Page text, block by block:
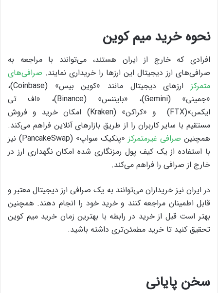
نحوه خرید میم کوین
افرادی که خارج از ایران هستند، می‌توانند با مراجعه به
صرافی‌های ارز دیجیتال این ارزها را خریداری نمایند. صرافی‌های
متمرکز
ارزهای دیجیتال مانند «کوین بیس» (Coinbase)،
«جمینی» (Gemini)، «بایننس» (Binance)، «اف تی
ایکس»(FTX) و «کراکن» (Kraken) امکان خرید و فروش
مستقیم با سایر کاربران را از طریق بازارهای آنلاین فراهم می‌کند.
همچنین صرافی غیرمتمرکز
«پنکیک سواپ» (PancakeSwap) نیز
با استفاده از یک کیف پول رمزنگاری شده امکان نگهداری ارز در
خارج از صرافی را فراهم می‌کند.
در ایران نیز خریداران می‌توانند به یک صرافی ارز دیجیتال معتبر و
قابل اطمینان مراجعه کنند و خرید خود را انجام دهند. همچنین
بهتر است قبل از خرید در رابطه با بهترین زمان خرید میم کوین
تحقیق کنید تا خرید مطمئن‌تری داشته باشید.
سخن پایانی